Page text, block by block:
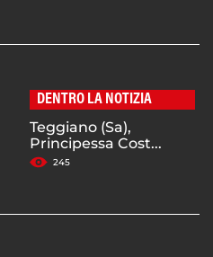
DENTRO LA NOTIZIA
Teggiano (Sa),
Principessa Cost...
245